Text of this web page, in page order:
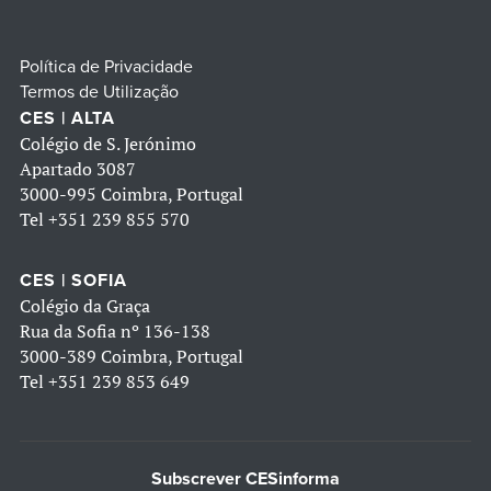
Política de Privacidade
Termos de Utilização
CES | ALTA
Colégio de S. Jerónimo
Apartado 3087
3000-995 Coimbra, Portugal
Tel +351 239 855 570
CES | SOFIA
Colégio da Graça
Rua da Sofia nº 136-138
3000-389 Coimbra, Portugal
Tel +351 239 853 649
Subscrever CESinforma